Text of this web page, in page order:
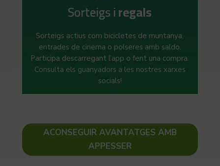
Sorteigs iregals
Sorteigs actius com bicicletes de muntanya,
entrades de cinema o polseres amb saldo.
Participa descarregant l’app o fent una compra.
Consulta els guanyadors a les nostres xarxes
socials!
ACONSEGUIR AVANTATGES AMB
APPESSER